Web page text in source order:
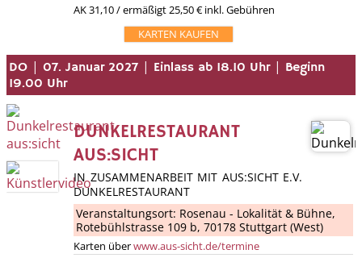
AK 31,10 / ermäßigt 25,50 € inkl. Gebühren
KARTEN KAUFEN
DO | 07. Januar 2027 | Einlass ab 18.10 Uhr | Beginn
19.00 Uhr
DUNKELRESTAURANT
AUS:SICHT
IN ZUSAMMENARBEIT MIT AUS:SICHT E.V.
DUNKELRESTAURANT
Veranstaltungsort: Rosenau - Lokalität & Bühne,
Rotebühlstrasse 109 b, 70178 Stuttgart (West)
Karten überwww.aus-sicht.de/termine